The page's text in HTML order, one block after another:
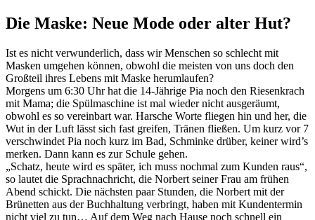
Die Maske: Neue Mode oder alter Hut?
Ist es nicht verwunderlich, dass wir Menschen so schlecht mit
Masken umgehen können, obwohl die meisten von uns doch den
Großteil ihres Lebens mit Maske herumlaufen?
Morgens um 6:30 Uhr hat die 14-Jährige Pia noch den Riesenkrach
mit Mama; die Spülmaschine ist mal wieder nicht ausgeräumt,
obwohl es so vereinbart war. Harsche Worte fliegen hin und her, die
Wut in der Luft lässt sich fast greifen, Tränen fließen. Um kurz vor 7
verschwindet Pia noch kurz im Bad, Schminke drüber, keiner wird’s
merken. Dann kann es zur Schule gehen.
„Schatz, heute wird es später, ich muss nochmal zum Kunden raus“,
so lautet die Sprachnachricht, die Norbert seiner Frau am frühen
Abend schickt. Die nächsten paar Stunden, die Norbert mit der
Brünetten aus der Buchhaltung verbringt, haben mit Kundentermin
nicht viel zu tun… Auf dem Weg nach Hause noch schnell ein